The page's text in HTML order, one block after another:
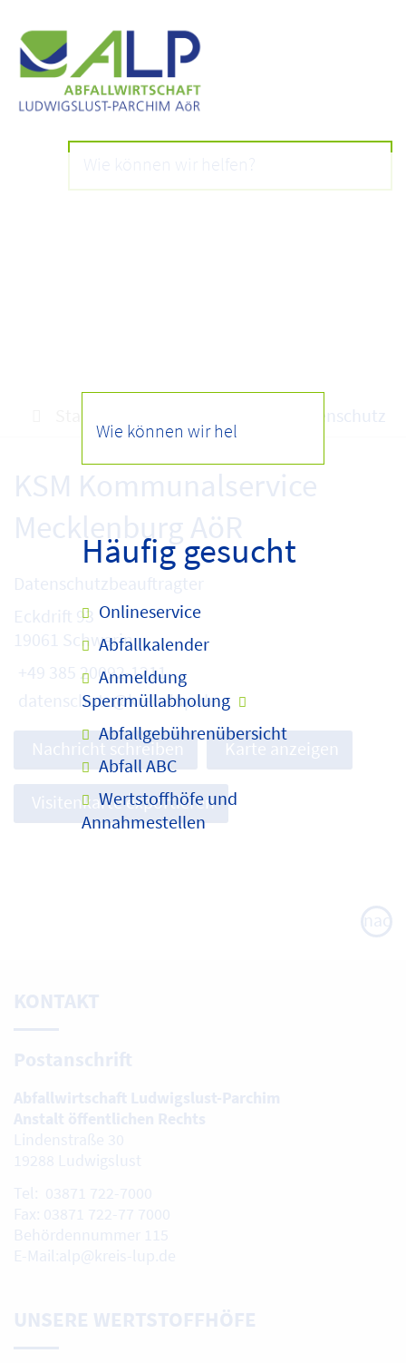
Häufig gesucht
Onlineservice
Abfallkalender
Anmeldung
Sperrmüllabholung
Abfallgebührenübersicht
Abfall ABC
Wertstoffhöfe und
Annahmestellen
Datenschutz
KSM Kommunalservice
Mecklenburg AöR
Datenschutzbeauftragter
Eckdrift 93
19061 Schwerin
+49 385 20092-1211
datenschutz@kreis-lup.de
Nachricht schreiben Karte anzeigen
Visitenkarte exportieren
nach
oben
KONTAKT
Postanschrift
Abfallwirtschaft Ludwigslust-Parchim
Anstalt öffentlichen Rechts
Lindenstraße 30
19288 Ludwigslust
Tel: 03871 722-7000
Fax: 03871 722-77 7000
Behördennummer 115
E-Mail:alp@kreis-lup.de
UNSERE WERTSTOFFHÖFE